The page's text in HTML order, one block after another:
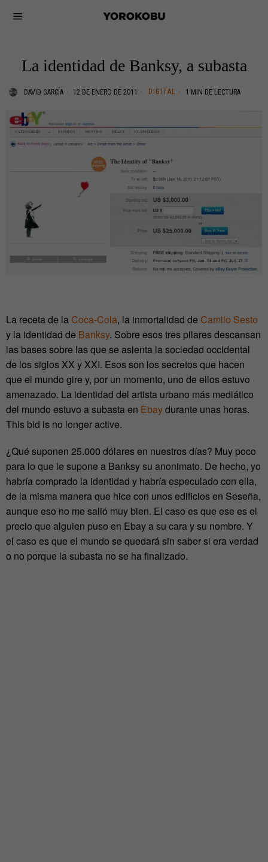
La identidad de Banksy, a subasta
DAVID GARCÍA 12 DE ENERO DE 2011 DIGITAL 1 MIN DE LECTURA
La receta de la Coca-Cola, la inmortalidad de Camilo Sesto
y la identidad de Banksy. Sobre esos tres pilares descansan
las bases sobre las que se asienta la sociedad occidental
de los siglos XX y XXI. Esos son los secretos que hacen
que el mundo gire y, por un momento, uno de ellos estuvo
amenazado. La identidad del artista urbano más mediático
del mundo estuvo a subasta en Ebaydurante unas horas.
This bid is no longer active.
¿Qué suponen 25.000 dólares en nuestros días? Muy poco
para lo que le supone a Banksy su anonimato. De hecho, yo
habría comprado la identidad y habría especulado con ella,
de la misma manera que hice con unos edificios en Seseña,
aunque eso no me salió muy bien. El caso es que ese es el
precio que alguien puso en Ebay a su cara y su nombre. Y
el caso es que el mundo se quedará sin saber si era verdad
o no porque la subasta no se ha finalizado.